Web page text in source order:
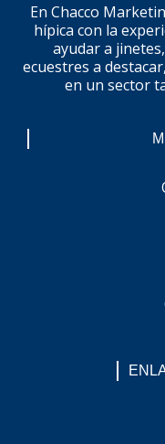
En Chacco
hípica con la
ayudar a
ecuestres a
en un sector